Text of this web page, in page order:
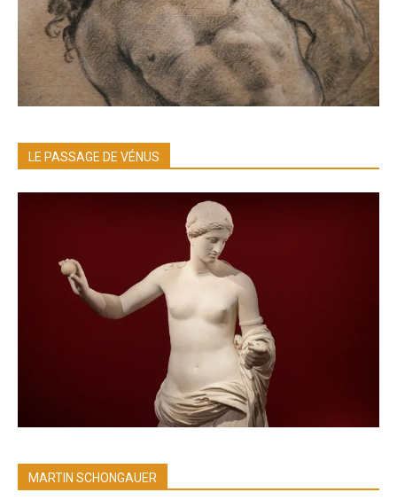
LE PASSAGE DE VÉNUS
MARTIN SCHONGAUER